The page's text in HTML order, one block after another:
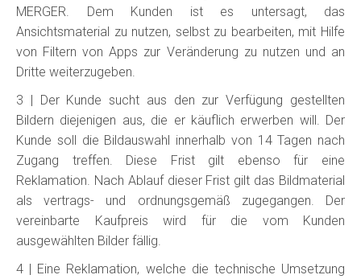
MERGER. Dem Kunden ist es untersagt, das
Ansichtsmaterial zu nutzen, selbst zu bearbeiten, mit Hilfe
von Filtern von Apps zur Veränderung zu nutzen und an
Dritte weiterzugeben.
3 | Der Kunde sucht aus den zur Verfügung gestellten
Bildern diejenigen aus, die er käuflich erwerben will. Der
Kunde soll die Bildauswahl innerhalb von 14 Tagen nach
Zugang treffen. Diese Frist gilt ebenso für eine
Reklamation. Nach Ablauf dieser Frist gilt das Bildmaterial
als vertrags- und ordnungsgemäß zugegangen. Der
vereinbarte Kaufpreis wird für die vom Kunden
ausgewählten Bilder fällig.
4 | Eine Reklamation, welche die technische Umsetzung